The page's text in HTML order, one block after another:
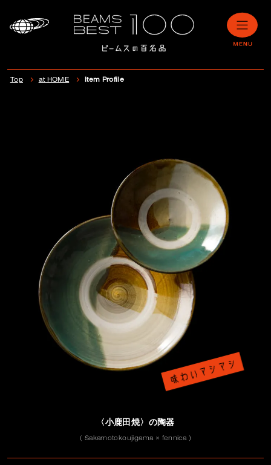
Top at HOME Item Profile
〈小鹿田焼〉の陶器
( Sakamotokoujigama × fennica )